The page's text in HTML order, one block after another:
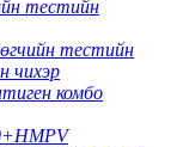
тестийн
тестийн
чихэр
комбо